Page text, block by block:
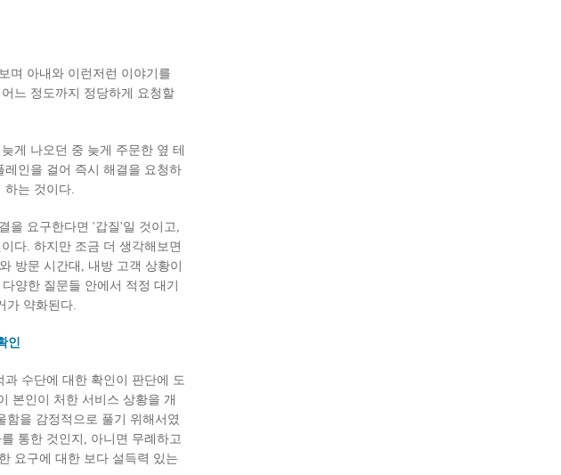
며 아내와 이런저런 이야기를
느 정도까지 정당하게 요청할
게 나오던 중 늦게 주문한 옆 테
인을 걸어 즉시 해결을 요청하
하는 것이다.
을 요구한다면 '갑질'일 것이고,
다. 하지만 조금 더 생각해보면
방문 시간대, 내방 고객 상황이
양한 질문들 안에서 적정 대기
가 약화된다.
인
수단에 대한 확인이 판단에 도
본인이 처한 서비스 상황을 개
함을 감정적으로 풀기 위해서였
통한 것인지, 아니면 무례하고
요구에 대한 보다 설득력 있는